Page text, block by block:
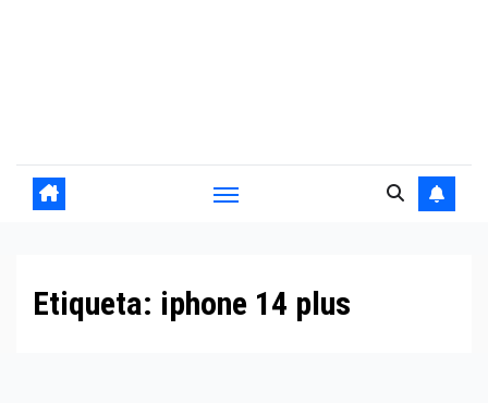
Etiqueta: iphone 14 plus